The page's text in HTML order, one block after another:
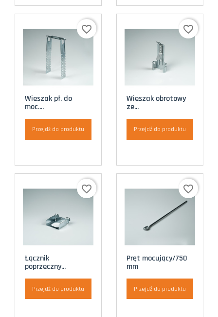
Wieszak pł. do
moc....
Przejdź do produktu
favorite_border
Wieszak obrotowy
ze...
Przejdź do produktu
favorite_border
Łącznik
poprzeczny...
Przejdź do produktu
favorite_border
Pręt mocujący/750
mm
Przejdź do produktu
favorite_border